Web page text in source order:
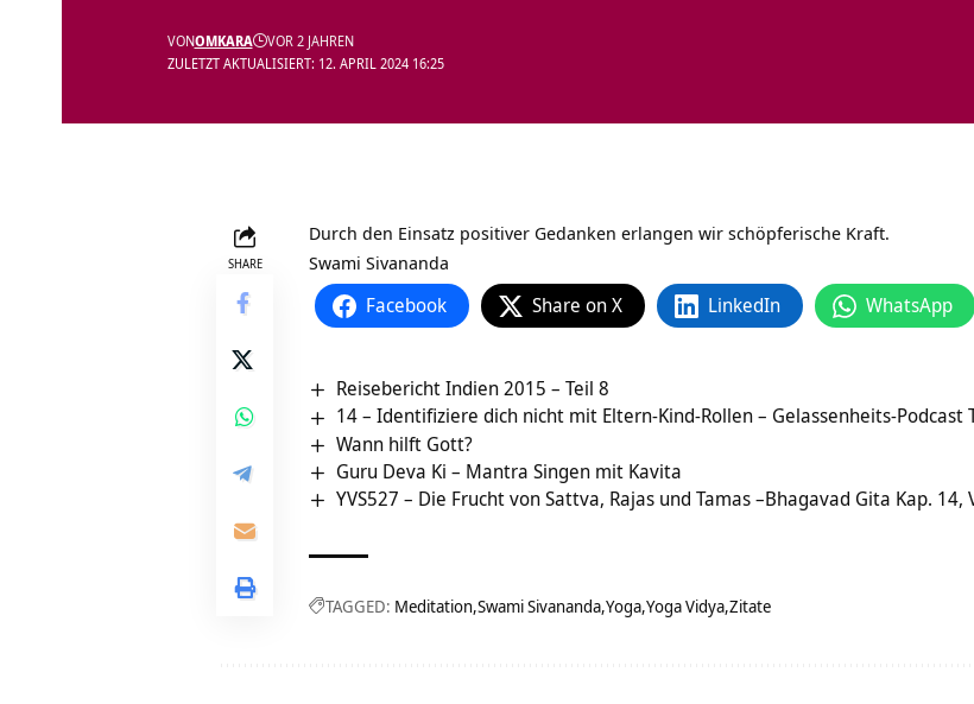
ZULETZT AKTUALISIERT: 12. APRIL 2024 16:25
VONOMKARA VOR 2 JAHREN
SHARE
Durch den Einsatz positiver Gedanken erlangen wir schöpferische Kraft.
Swami Sivananda
Facebook Share on X LinkedIn WhatsApp
Reisebericht Indien 2015 – Teil 8
14 – Identifiziere dich nicht mit Eltern-Kind-Rollen – Gelassenheits-Podcast
Wann hilft Gott?
Guru Deva Ki – Mantra Singen mit Kavita
YVS527 – Die Frucht von Sattva, Rajas und Tamas –Bhagavad Gita Kap. 14,
TAGGED: Meditation Swami Sivananda Yoga Yoga Vidya Zitate